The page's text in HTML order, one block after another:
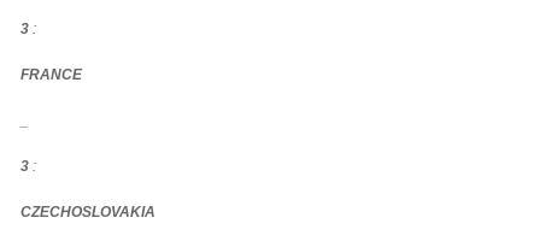
3 :
FRANCE
3 :
CZECHOSLOVAKIA